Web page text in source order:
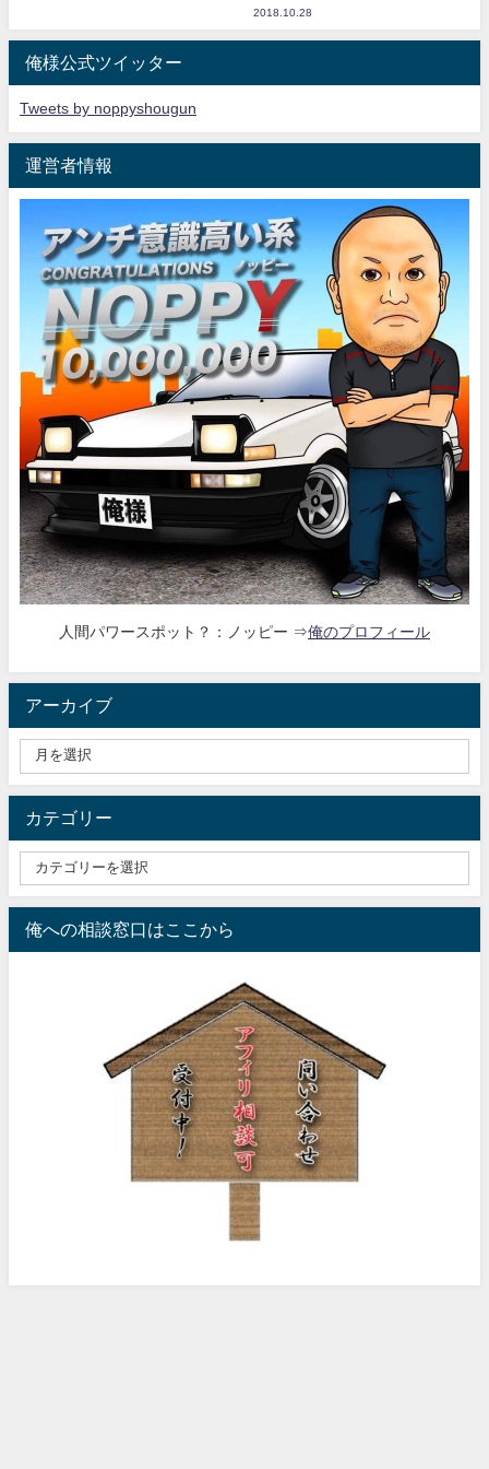
2018.10.28
俺様公式ツイッター
Tweets by noppyshougun
運営者情報
人間パワースポット？：ノッピー ⇒俺のプロフィール
アーカイブ
カテゴリー
俺への相談窓口はここから